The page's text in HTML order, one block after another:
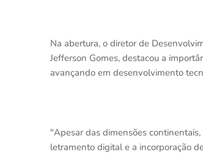
Na abertura, o diretor de
Jefferson Gomes, destacou a
avançando em desenvolvimento
"Apesar das dimensões
letramento digital e a incorporação